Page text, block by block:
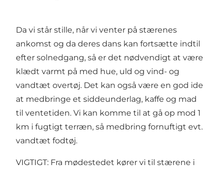
Da vi står stille, når vi venter på stærenes
ankomst og da deres dans kan fortsætte indtil
efter solnedgang, så er det nødvendigt at være
klædt varmt på med hue, uld og vind- og
vandtæt overtøj. Det kan også være en god ide
at medbringe et siddeunderlag, kaffe og mad
til ventetiden. Vi kan komme til at gå op mod 1
km i fugtigt terræn, så medbring fornuftigt evt.
vandtæt fodtøj.
VIGTIGT: Fra mødestedet kører vi til stærene i